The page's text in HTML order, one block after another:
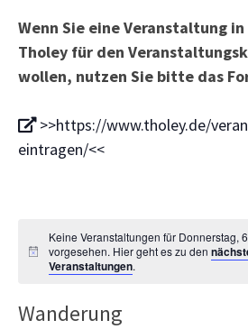
Wenn Sie eine Veranstaltung
Tholey für den
wollen, nutzen Sie bitte das
>>https://www.tholey.de/
eintragen/<<
Keine Veranstaltungen für Donnerstag,
vorgesehen. Hier geht es zu den
Veranstaltungen.
Wanderung